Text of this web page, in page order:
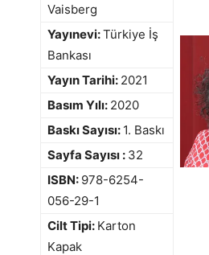
Vaisberg
Yayınevi:Türkiye İş
Bankası
Yayın Tarihi: 2021
Basım Yılı: 2020
Baskı Sayısı: 1. Baskı
Sayfa Sayısı : 32
ISBN: 978-6254-
056-29-1
Cilt Tipi: Karton
Kapak